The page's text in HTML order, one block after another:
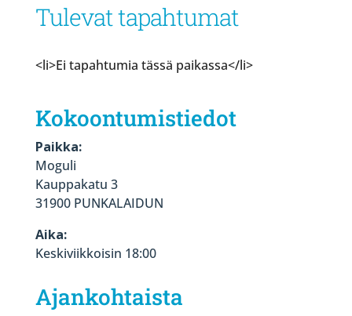
Tulevat tapahtumat
<li>Ei tapahtumia tässä paikassa</li>
Kokoontumistiedot
Paikka:
Moguli
Kauppakatu 3
31900 PUNKALAIDUN
Aika:
Keskiviikkoisin 18:00
Ajankohtaista